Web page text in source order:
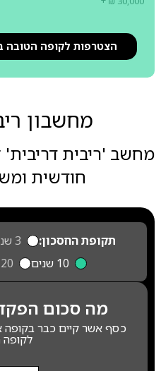
הצטרפות לקופה הטובה
מחשבון
מחשב 'ריבית
חודשית
תקופת החסכון: 3 שנים
10 שנים
20 שנים
מה סכום
כסף אשר קיים כבר בקופה